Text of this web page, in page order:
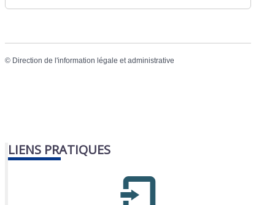
© Direction de l'information légale et administrative
LIENS PRATIQUES